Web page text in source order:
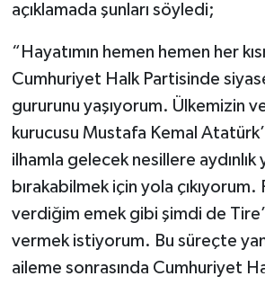
açıklamada şunları söyledi;
“Hayatımın hemen hemen her
Cumhuriyet Halk Partisinde
gururunu yaşıyorum. Ülkemizin
kurucusu Mustafa Kemal
ilhamla gelecek nesillere aydınlık
bırakabilmek için yola çıkıyorum.
verdiğim emek gibi şimdi de
vermek istiyorum. Bu süreçte
aileme sonrasında Cumhuriyet